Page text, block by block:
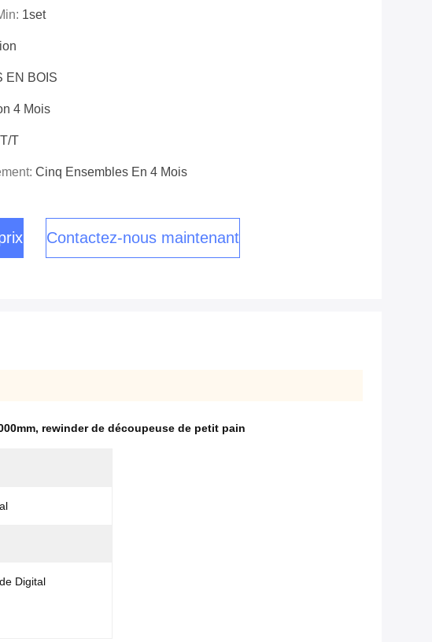
1set
EN BOIS
4 Mois
T/T
Cinq Ensembles En 4 Mois
Contactez-nous maintenant
, rewinder de découpeuse de petit pain
Digital